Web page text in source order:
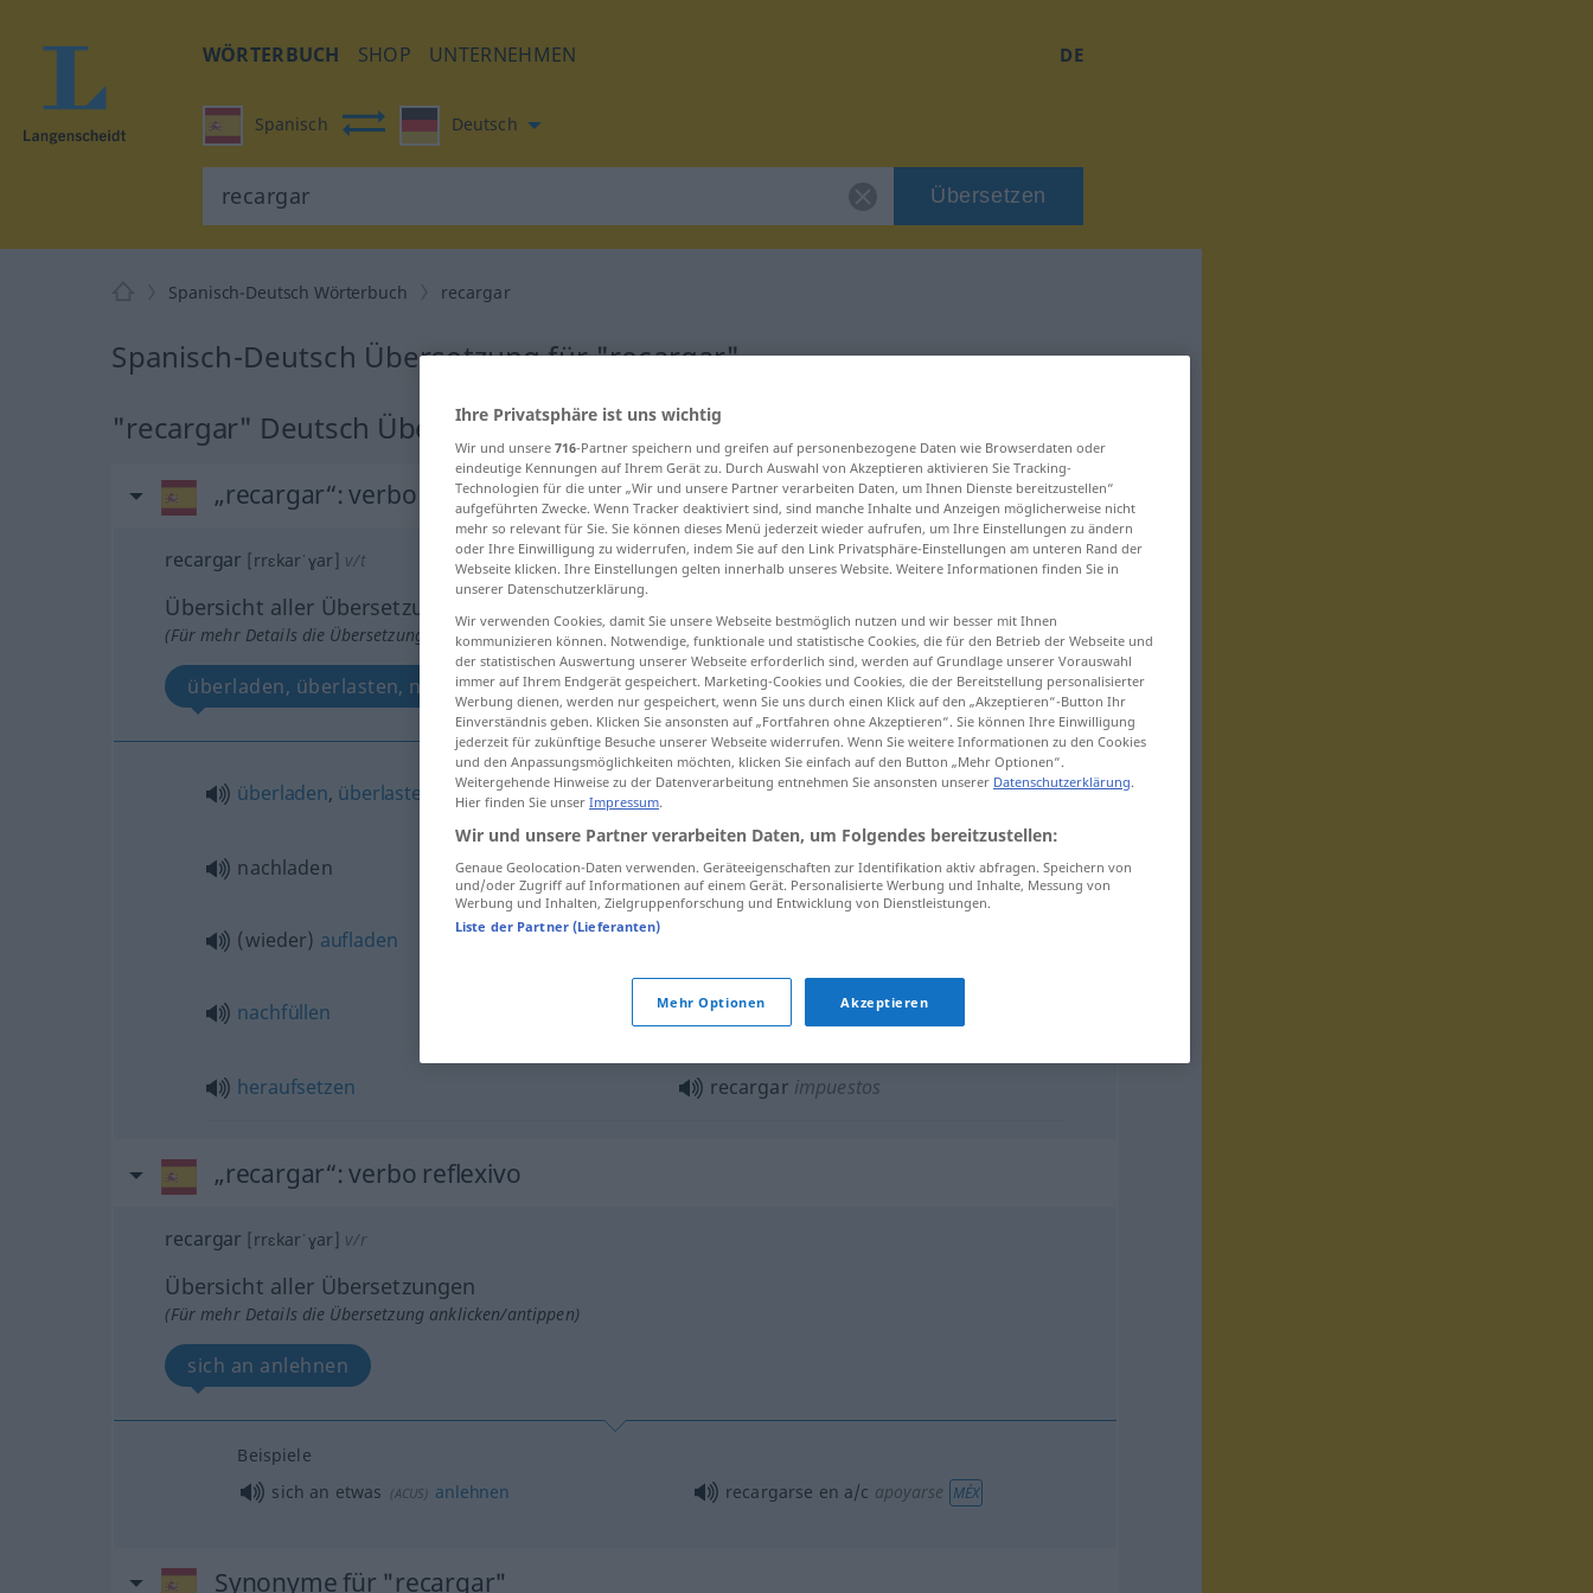
WÖRTERBUCH SHOP UNTERNEHMEN DE
Spanisch Deutsch
Übersetzen
Spanisch-Deutsch Wörterbuch recargar
Spanisch-Deutsch Übersetzung für "recargar"
"recargar" Deutsch Übersetzung
„recargar“: verbo transitivo
recargar [rrɛkarˈɣar] v/t
Übersicht aller Übersetzungen
(Für mehr Details die Übersetzung anklicken/antippen)
überladen, überlasten, nachladen, wieder aufladen nachfüllen, heraufsetzen
überladen, überlasten recargar tb
nachladen recargararma
(wieder) aufladen
nachfüllen recargar
heraufsetzen recargar impuestos
„recargar“: verbo reflexivo
recargar [rrɛkarˈɣar] v/r
Übersicht aller Übersetzungen
(Für mehr Details die Übersetzung anklicken/antippen)
sich an anlehnen
Beispiele
sich an etwas (ACUS) anlehnen recargarse en a/c apoyarse MÉX
Synonyme für "recargar"
Ihre Privatsphäre ist uns wichtig
Wir und unsere 716-Partner speichern und greifen auf personenbezogene Daten wie Browserdaten oder
eindeutige Kennungen auf Ihrem Gerät zu. Durch Auswahl von Akzeptieren aktivieren Sie Tracking-
Technologien für die unter „Wir und unsere Partner verarbeiten Daten, um Ihnen Dienste bereitzustellen“
aufgeführten Zwecke. Wenn Tracker deaktiviert sind, sind manche Inhalte und Anzeigen möglicherweise nicht
mehr so relevant für Sie. Sie können dieses Menü jederzeit wieder aufrufen, um Ihre Einstellungen zu ändern
oder Ihre Einwilligung zu widerrufen, indem Sie auf den Link Privatsphäre-Einstellungen am unteren Rand der
Webseite klicken. Ihre Einstellungen gelten innerhalb unseres Website. Weitere Informationen finden Sie in
unserer Datenschutzerklärung.
Wir verwenden Cookies, damit Sie unsere Webseite bestmöglich nutzen und wir besser mit Ihnen
kommunizieren können. Notwendige, funktionale und statistische Cookies, die für den Betrieb der Webseite und
der statistischen Auswertung unserer Webseite erforderlich sind, werden auf Grundlage unserer Vorauswahl
immer auf Ihrem Endgerät gespeichert. Marketing-Cookies und Cookies, die der Bereitstellung personalisierter
Werbung dienen, werden nur gespeichert, wenn Sie uns durch einen Klick auf den „Akzeptieren“-Button Ihr
Einverständnis geben. Klicken Sie ansonsten auf „Fortfahren ohne Akzeptieren“. Sie können Ihre Einwilligung
jederzeit für zukünftige Besuche unserer Webseite widerrufen. Wenn Sie weitere Informationen zu den Cookies
und den Anpassungsmöglichkeiten möchten, klicken Sie einfach auf den Button „Mehr Optionen“.
Weitergehende Hinweise zu der Datenverarbeitung entnehmen Sie ansonsten unserer Datenschutzerklärung.
Hier finden Sie unser Impressum.
Wir und unsere Partner verarbeiten Daten, um Folgendes bereitzustellen:
Genaue Geolocation-Daten verwenden. Geräteeigenschaften zur Identifikation aktiv abfragen. Speichern von
und/oder Zugriff auf Informationen auf einem Gerät. Personalisierte Werbung und Inhalte, Messung von
Werbung und Inhalten, Zielgruppenforschung und Entwicklung von Dienstleistungen.
Liste der Partner (Lieferanten)
Mehr Optionen Akzeptieren